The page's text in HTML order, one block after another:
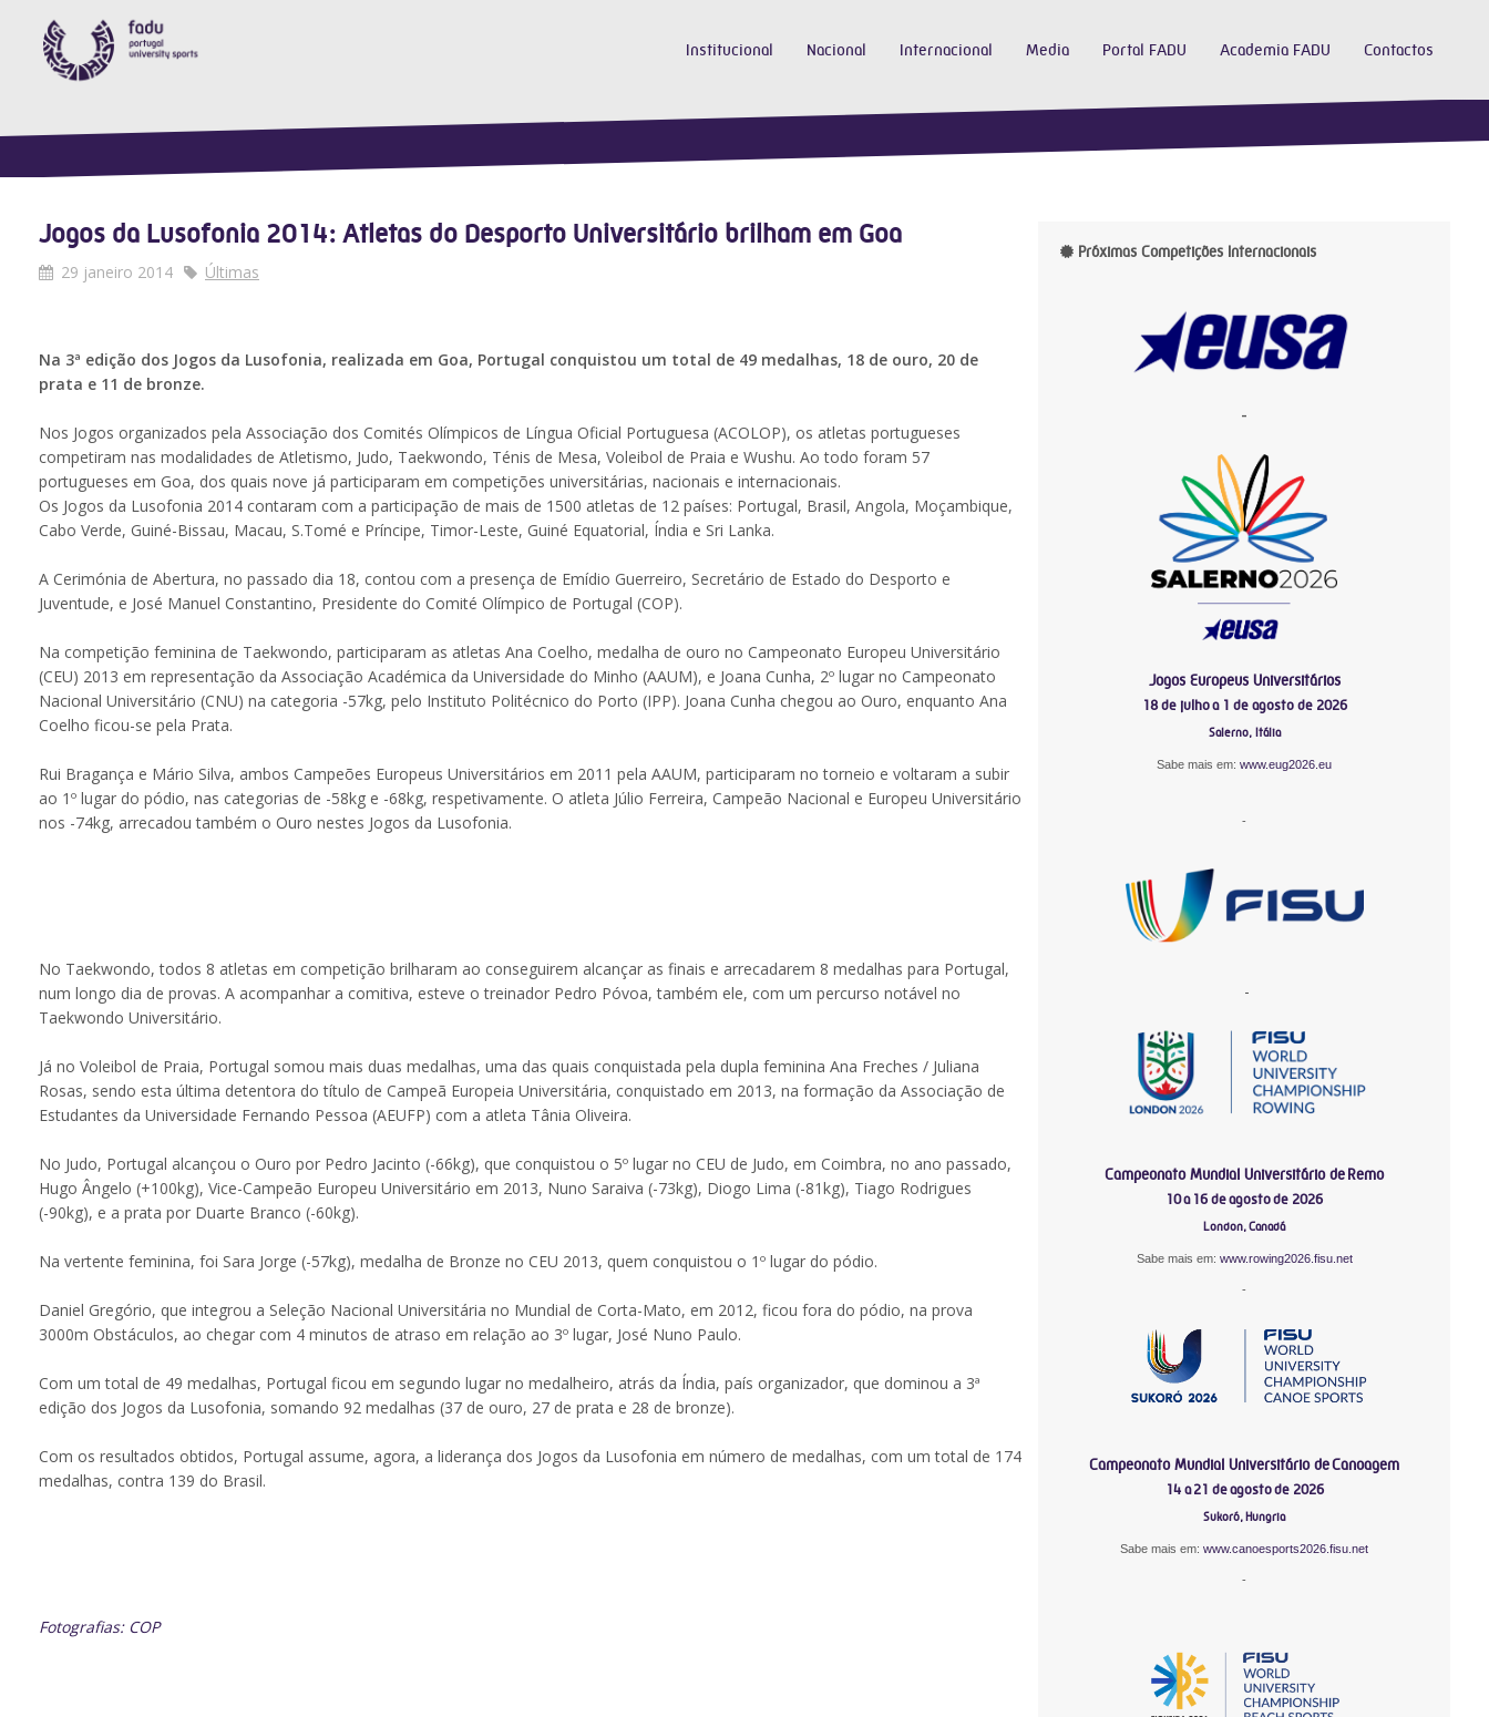
Institucional Nacional Internacional Media Portal FADU Academia FADU Contactos
Jogos da Lusofonia 2014: Atletas do Desporto Universitário brilham em Goa
29 janeiro 2014 Últimas
Na 3ª edição dos Jogos da Lusofonia, realizada em Goa, Portugal conquistou um total de 49 medalhas, 18 de ouro, 20 de
prata e 11 de bronze.
Nos Jogos organizados pela Associação dos Comités Olímpicos de Língua Oficial Portuguesa (ACOLOP), os atletas portugueses
competiram nas modalidades de Atletismo, Judo, Taekwondo, Ténis de Mesa, Voleibol de Praia e Wushu. Ao todo foram 57
portugueses em Goa, dos quais nove já participaram em competições universitárias, nacionais e internacionais.
Os Jogos da Lusofonia 2014 contaram com a participação de mais de 1500 atletas de 12 países: Portugal, Brasil, Angola, Moçambique,
Cabo Verde, Guiné-Bissau, Macau, S.Tomé e Príncipe, Timor-Leste, Guiné Equatorial, Índia e Sri Lanka.
A Cerimónia de Abertura, no passado dia 18, contou com a presença de Emídio Guerreiro, Secretário de Estado do Desporto e
Juventude, e José Manuel Constantino, Presidente do Comité Olímpico de Portugal (COP).
Na competição feminina de Taekwondo, participaram as atletas Ana Coelho, medalha de ouro no Campeonato Europeu Universitário
(CEU) 2013 em representação da Associação Académica da Universidade do Minho (AAUM), e Joana Cunha, 2º lugar no Campeonato
Nacional Universitário (CNU) na categoria -57kg, pelo Instituto Politécnico do Porto (IPP). Joana Cunha chegou ao Ouro, enquanto Ana
Coelho ficou-se pela Prata.
Rui Bragança e Mário Silva, ambos Campeões Europeus Universitários em 2011 pela AAUM, participaram no torneio e voltaram a subir
ao 1º lugar do pódio, nas categorias de -58kg e -68kg, respetivamente. O atleta Júlio Ferreira, Campeão Nacional e Europeu Universitário
nos -74kg, arrecadou também o Ouro nestes Jogos da Lusofonia.
No Taekwondo, todos 8 atletas em competição brilharam ao conseguirem alcançar as finais e arrecadarem 8 medalhas para Portugal,
num longo dia de provas. A acompanhar a comitiva, esteve o treinador Pedro Póvoa, também ele, com um percurso notável no
Taekwondo Universitário.
Já no Voleibol de Praia, Portugal somou mais duas medalhas, uma das quais conquistada pela dupla feminina Ana Freches / Juliana
Rosas, sendo esta última detentora do título de Campeã Europeia Universitária, conquistado em 2013, na formação da Associação de
Estudantes da Universidade Fernando Pessoa (AEUFP) com a atleta Tânia Oliveira.
No Judo, Portugal alcançou o Ouro por Pedro Jacinto (-66kg), que conquistou o 5º lugar no CEU de Judo, em Coimbra, no ano passado,
Hugo Ângelo (+100kg), Vice-Campeão Europeu Universitário em 2013, Nuno Saraiva (-73kg), Diogo Lima (-81kg), Tiago Rodrigues
(-90kg), e a prata por Duarte Branco (-60kg).
Na vertente feminina, foi Sara Jorge (-57kg), medalha de Bronze no CEU 2013, quem conquistou o 1º lugar do pódio.
Daniel Gregório, que integrou a Seleção Nacional Universitária no Mundial de Corta-Mato, em 2012, ficou fora do pódio, na prova
3000m Obstáculos, ao chegar com 4 minutos de atraso em relação ao 3º lugar, José Nuno Paulo.
Com um total de 49 medalhas, Portugal ficou em segundo lugar no medalheiro, atrás da Índia, país organizador, que dominou a 3ª
edição dos Jogos da Lusofonia, somando 92 medalhas (37 de ouro, 27 de prata e 28 de bronze).
Com os resultados obtidos, Portugal assume, agora, a liderança dos Jogos da Lusofonia em número de medalhas, com um total de 174
medalhas, contra 139 do Brasil.
Fotografias: COP
Próximas Competições Internacionais
-
Jogos Europeus Universitários
18 de julho a 1 de agosto de 2026
Salerno, Itália
Sabe mais em:www.eug2026.eu
-
-
Campeonato Mundial Universitário de Remo
10 a 16 de agosto de 2026
London, Canadá
Sabe mais em: www.rowing2026.fisu.net
-
Campeonato Mundial Universitário de Canoagem
14 a 21 de agosto de 2026
Sukoró, Hungria
Sabe mais em:www.canoesports2026.fisu.net
-